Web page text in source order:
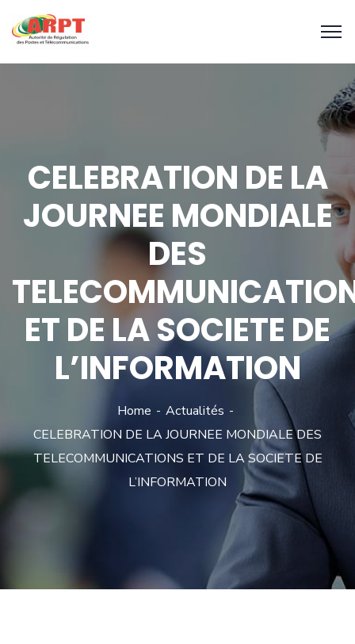
CELEBRATION DE LA
JOURNEE MONDIALE
DES
ET DE LA SOCIETE DE
L’INFORMATION
Home
Actualités
CELEBRATION DE LA JOURNEE MONDIALE DES
TELECOMMUNICATIONS ET DE LA SOCIETE DE
L’INFORMATION